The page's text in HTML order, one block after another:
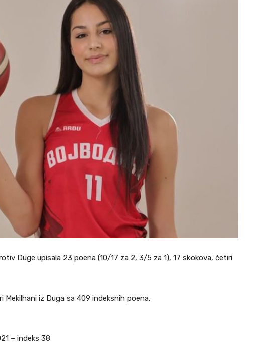
Duge upisala 23 poena (10/17 za 2, 3/5 za 1), 17 skokova, četiri
Mekilhani iz Duga sa 409 indeksnih poena.
– indeks 38